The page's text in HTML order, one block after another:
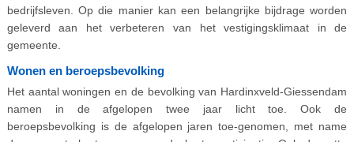
bedrijfsleven. Op die manier kan een belangrijke bijdrage worden
geleverd aan het verbeteren van het vestigingsklimaat in de
gemeente.
Wonen en beroepsbevolking
Het aantal woningen en de bevolking van Hardinxveld-Giessendam
namen in de afgelopen twee jaar licht toe. Ook de
beroepsbevolking is de afgelopen jaren toe-genomen, met name